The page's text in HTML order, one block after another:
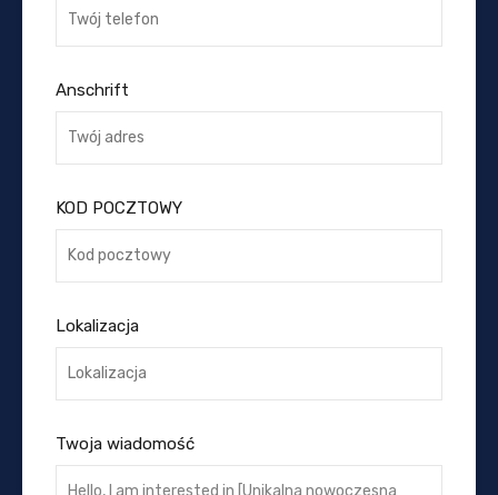
Anschrift
KOD POCZTOWY
Lokalizacja
Twoja wiadomość